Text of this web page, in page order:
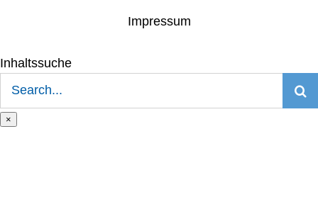
Impressum
Inhaltssuche
×